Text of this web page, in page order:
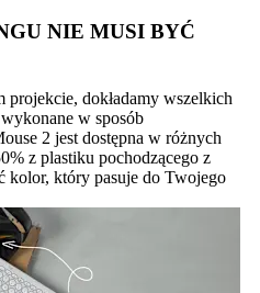
NIE MUSI BYĆ
dokładamy wszelkich
w sposób
2 jest dostępna w różnych
z plastiku pochodzącego z
kolor, który pasuje do Twojego